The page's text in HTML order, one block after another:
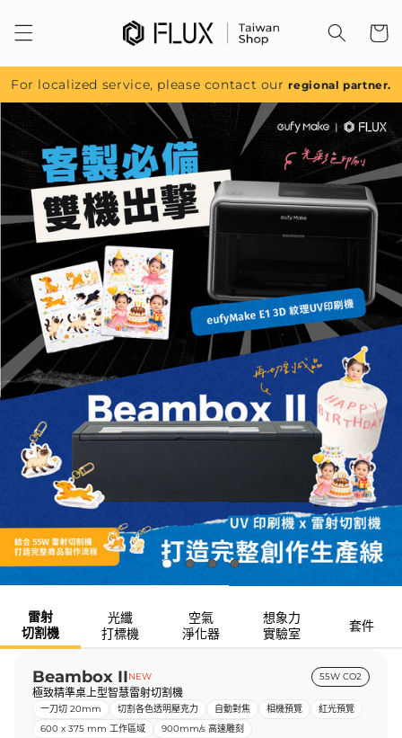
容
For localized service, please contact ourregional partner.
雷射
切割機
光纖
打標機
空氣
淨化器
想象力
實驗室
套件
Beambox IINEW 55W CO2
極致精準桌上型智慧雷射切割機
一刀切 20mm 切割各色透明壓克力 自動對焦 相機預覽
紅光預覽
600 x 375 mm 工作區域
900mm/s 高速雕刻